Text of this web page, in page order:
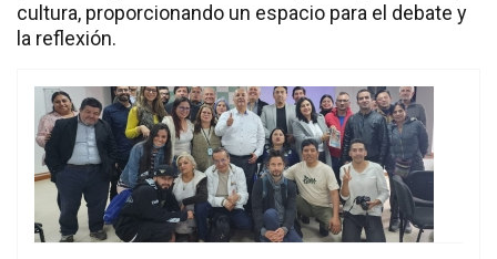
cultura, proporcionando un espacio para el debate y
la reflexión.